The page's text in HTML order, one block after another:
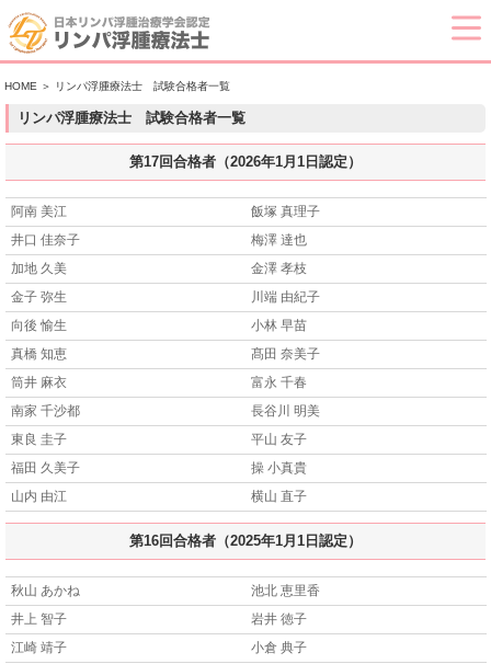
HOME ＞ リンパ浮腫療法士 試験合格者一覧
リンパ浮腫療法士 試験合格者一覧
第17回合格者（2026年1月1日認定）
阿南 美江
飯塚 真理子
井口 佳奈子
梅澤 達也
加地 久美
金澤 孝枝
金子 弥生
川端 由紀子
向後 愉生
小林 早苗
真橋 知恵
髙田 奈美子
筒井 麻衣
富永 千春
南家 千沙都
長谷川 明美
東良 圭子
平山 友子
福田 久美子
操 小真貴
山内 由江
横山 直子
第16回合格者（2025年1月1日認定）
秋山 あかね
池北 恵里香
井上 智子
岩井 徳子
江崎 靖子
小倉 典子